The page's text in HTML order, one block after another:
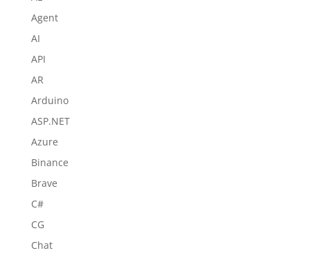
Agent
AI
API
AR
Arduino
ASP.NET
Azure
Binance
Brave
C#
CG
Chat